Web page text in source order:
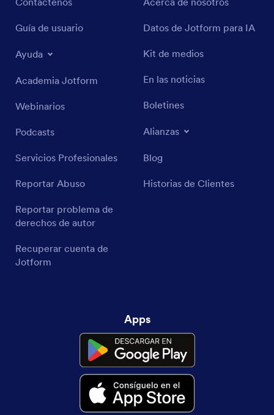
Guía de usuario
Ayuda
Academia Jotform
Webinarios
Podcasts
Servicios Profesionales
Reportar Abuso
Reportar problema de
derechos de autor
Recuperar cuenta de
Jotform
Datos de Jotform para IA
Kit de medios
En las noticias
Boletines
Alianzas
Blog
Historias de Clientes
Apps